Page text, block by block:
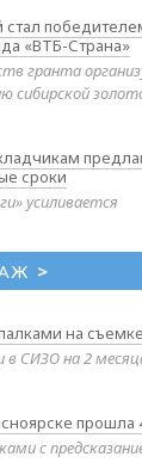
«ВТБ-Страна»
гранта
сроки
усиливается
>
на
в СИЗО на 2
прошла
с